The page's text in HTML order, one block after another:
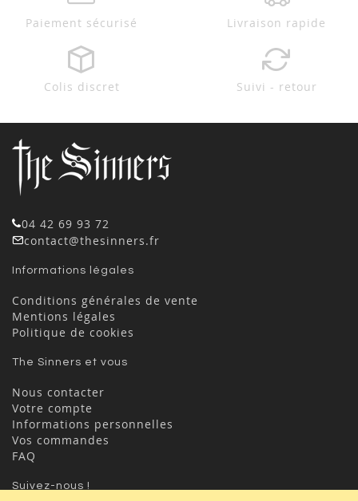
Paiement sécurisé Livraison rapide
Colis discret Suivi - retour
04 42 69 93 72
contact@thesinners.fr
Informations légales
Conditions générales de vente
Mentions légales
Politique de cookies
The Sinners et vous
Nous contacter
Votre compte
Informations personnelles
Vos commandes
FAQ
Suivez-nous !